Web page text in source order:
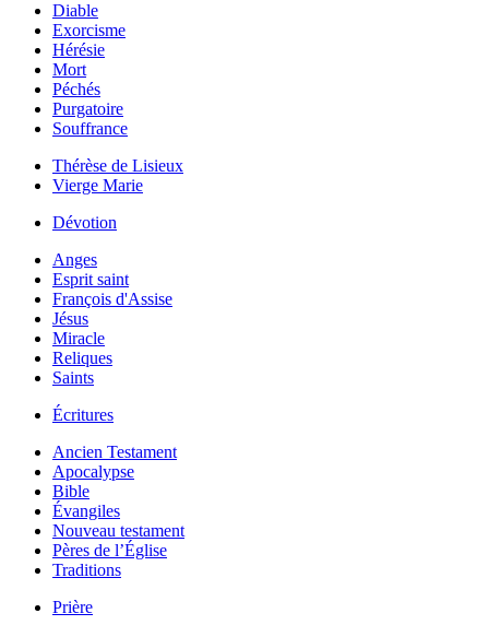
Diable
Exorcisme
Hérésie
Mort
Péchés
Purgatoire
Souffrance
Thérèse de Lisieux
Vierge Marie
Dévotion
Anges
Esprit saint
François d'Assise
Jésus
Miracle
Reliques
Saints
Écritures
Ancien Testament
Apocalypse
Bible
Évangiles
Nouveau testament
Pères de l’Église
Traditions
Prière